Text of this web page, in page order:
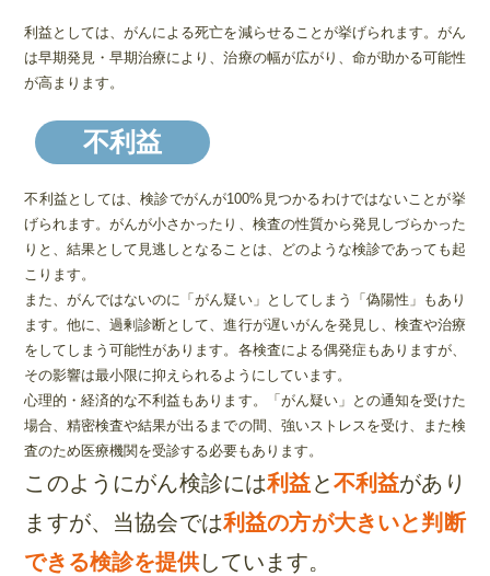
利益としては、がんによる死亡を減らせることが挙げられます。がん
は早期発見・早期治療により、治療の幅が広がり、命が助かる可能性
が高まります。
不利益
不利益としては、検診でがんが100%見つかるわけではないことが挙
げられます。がんが小さかったり、検査の性質から発見しづらかった
りと、結果として見逃しとなることは、どのような検診であっても起
こります。
また、がんではないのに「がん疑い」としてしまう「偽陽性」もあり
ます。他に、過剰診断として、進行が遅いがんを発見し、検査や治療
をしてしまう可能性があります。各検査による偶発症もありますが、
その影響は最小限に抑えられるようにしています。
心理的・経済的な不利益もあります。「がん疑い」との通知を受けた
場合、精密検査や結果が出るまでの間、強いストレスを受け、また検
査のため医療機関を受診する必要もあります。
このようにがん検診には利益と不利益があり
ますが、 当協会では利益の方が大きいと判断
できる検診を提供しています。